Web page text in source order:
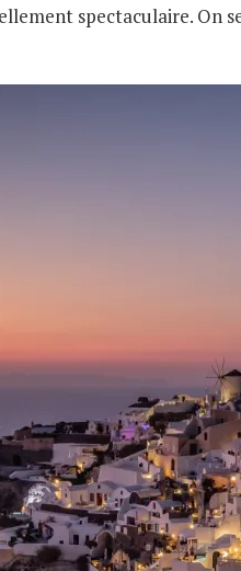
spectaculaire. On